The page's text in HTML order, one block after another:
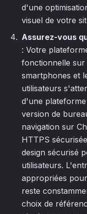
d'une
visuel de votre
Assurez-vous
: Votre
fonctionnelle sur
smartphones et
utilisateurs
d'une
version de
navigation sur
HTTPS
design sécurisé
utilisateurs.
appropriées
reste
choix de